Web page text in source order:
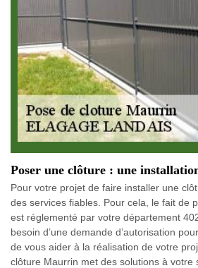
Poser une clôture : une
Pour votre projet de faire installer une
des services fiables. Pour cela, le fait de
est réglementé par votre département
besoin d’une demande d’autorisation
de vous aider à la réalisation de votre
clôture Maurrin met des solutions à votre